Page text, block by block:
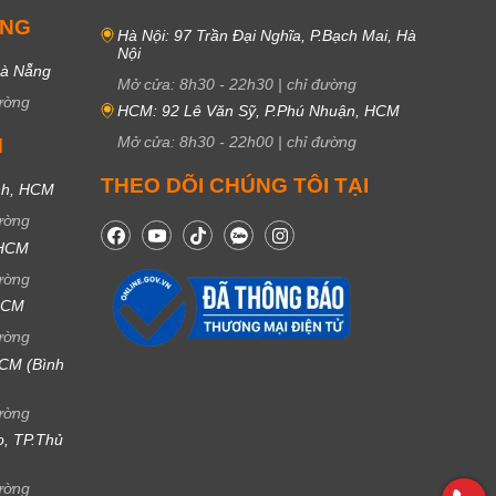
Nẵng
HCM
(Bình
TP.Thủ
Hà Nội: 97 Trần Đại Nghĩa, P.Bạch Mai, Hà
Nội
Mở cửa: 8h30 - 22h30 | chỉ đường
HCM: 92 Lê Văn Sỹ, P.Phú Nhuận, HCM
Mở cửa: 8h30 - 22h00 | chỉ đường
THEO DÕI CHÚNG TÔI TẠI